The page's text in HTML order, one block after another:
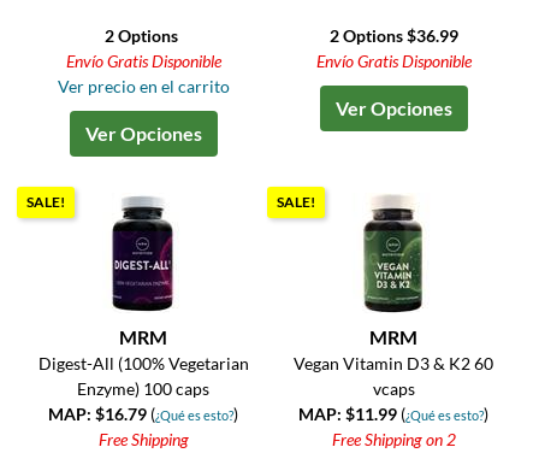
2 Options
Envío Gratis Disponible
Ver precio en el carrito
Ver Opciones
2 Options $36.99
Envío Gratis Disponible
Ver Opciones
SALE!
MRM
Digest-All (100% Vegetarian
Enzyme) 100 caps
MAP: $16.79 (¿Qué es esto?)
Free Shipping
SALE!
MRM
Vegan Vitamin D3 & K2 60
vcaps
MAP: $11.99 (¿Qué es esto?)
Free Shipping on 2